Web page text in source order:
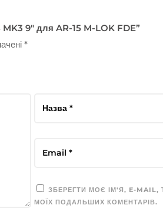
9″ для AR-15 M-LOK FDE”
*
ЗБЕРЕГТИ МОЄ ІМ'Я, E-
МОЇХ ПОДАЛЬШИХ КОМЕНТАРІВ.